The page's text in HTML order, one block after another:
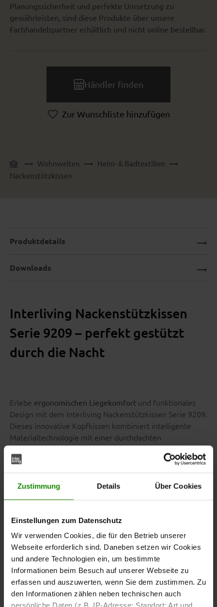
Zustimmung Details Über Cookies
Einstellungen zum Datenschutz
Wir verwenden Cookies, die für den Betrieb unserer
Webseite erforderlich sind. Daneben setzen wir Cookies
und andere Technologien ein, um bestimmte
Informationen beim Besuch auf unserer Webseite zu
erfassen und auszuwerten, wenn Sie dem zustimmen. Zu
den Informationen zählen neben technischen auch
Planungssicherheit und perfekte Umsetzung zu
gewährleisten, sind diese Produkte über unsere
Fachhandelspartner erhältlich und nicht online bestellbar.
Händler finden
Zur Wunschliste hinzufügen
Wohnwelten
Heim- & Badtextilien
Nackenstützkissen
Interliving Nackenstützkissen
Serie 9209 – perfekt gestützt
durch die Nacht
Erlebe ergonomischen Liegekomfort und funktionales
Design mit dem Interliving Nackenstützkissen Serie 9209.
Dieses innovative Kopfkissen kombiniert intelligente
Materialtechnologie mit einer durchdachten
Konstruktion, die sich flexibel an deine
Schlafgewohnheiten anpasst – für erholsamen Schlaf und
entspanntes Aufwachen zu jeder Jahreszeit.
Zwei Seiten für
individuellen Komfort –
Sommer wie Winter
Das Interliving Nackenstützkissen Serie 9209 überzeugt
mit einer cleverenWendefunktionund bietetzwei
Produktdetails
Downloads